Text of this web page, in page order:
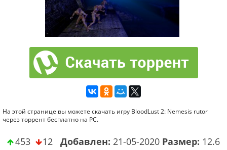
На этой странице вы можете скачать игру BloodLust 2: Nemesis rutor
через торрент бесплатно на PC.
453 12 Добавлен: 21-05-2020 Размер: 12.6